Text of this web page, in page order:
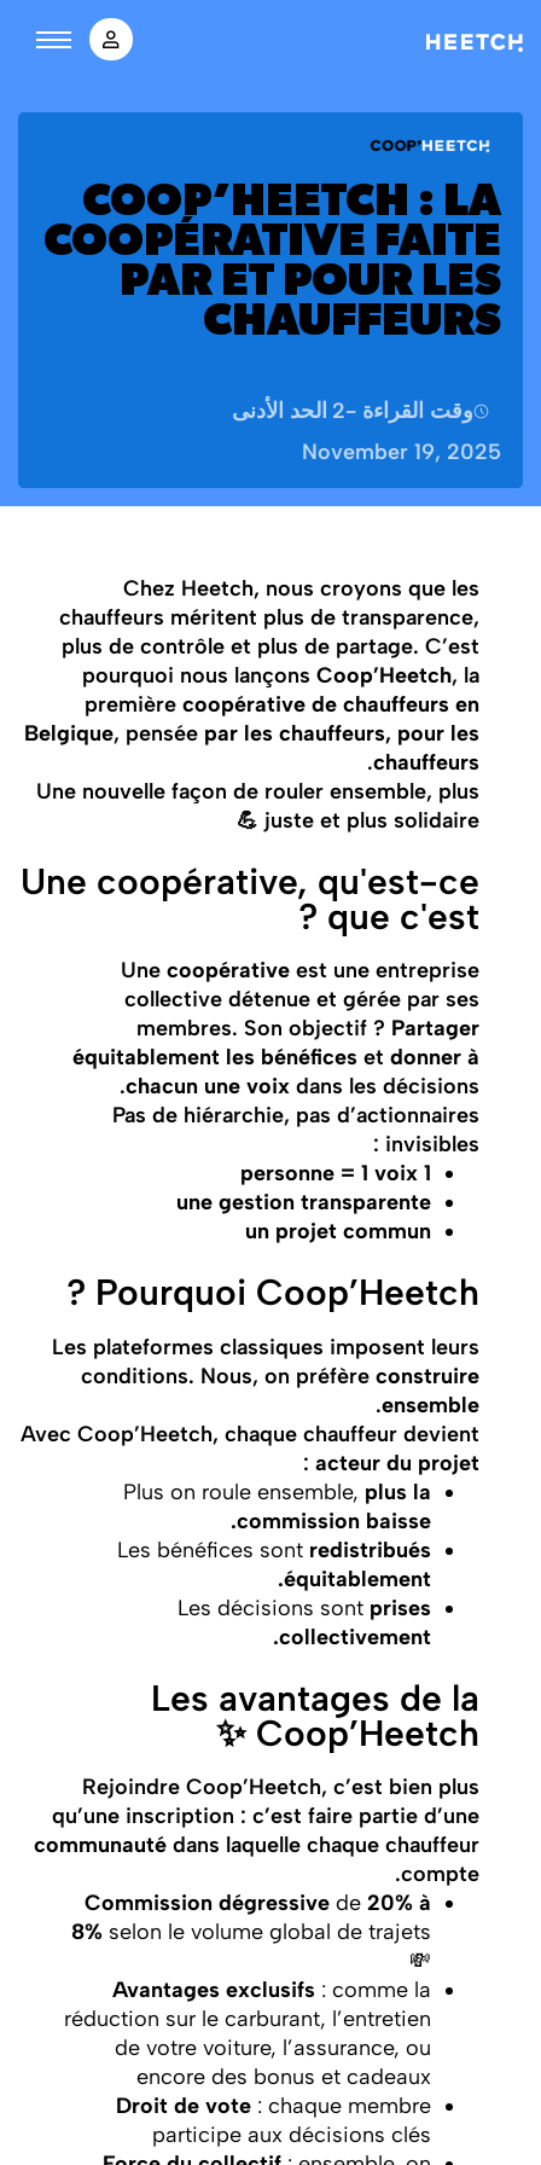
COOP’HEETCH : LA
COOPÉRATIVE FAITE
PAR ET POUR LES
CHAUFFEURS
وقت القراءة -2 الحد الأدنى
November 19, 2025
Chez Heetch, nous croyons que les
chauffeurs méritent plus de transparence,
plus de contrôle et plus de partage. C’est
pourquoi nous lançonsCoop’Heetch, la
premièrecoopérative de chauffeurs en
Belgique, pensée par les chauffeurs, pour les
chauffeurs
.
Une nouvelle façon de rouler ensemble, plus
juste et plus solidaire 💪
Une coopérative, qu'est-ce
que c'est ?
Unecoopérative est une entreprise
collective détenue et gérée par ses
membres. Son objectif ? Partager
équitablement les bénéfices etdonner à
chacun une voix dans les décisions.
Pas de hiérarchie, pas d’actionnaires
invisibles :
1 personne = 1 voix
une gestion transparente
un projet commun
Pourquoi Coop’Heetch ?
Les plateformes classiques imposent leurs
conditions. Nous, on préfèreconstruire
ensemble
.
Avec Coop’Heetch, chaque chauffeur devient
acteur du projet
:
Plus on roule ensemble, plus la
commission baisse.
Les bénéfices sont redistribués
équitablement.
Les décisions sont prises
collectivement.
Les avantages de la
Coop’Heetch ✨
Rejoindre Coop’Heetch, c’est bien plus
qu’une inscription : c’est faire partie d’une
communauté dans laquelle chaque chauffeur
compte.
Commission dégressive de20% à
8% selon le volume global de trajets
💸
Avantages exclusifs : comme la
réduction sur le carburant, l’entretien
de votre voiture, l’assurance, ou
encore des bonus et cadeaux
Droit de vote : chaque membre
participe aux décisions clés